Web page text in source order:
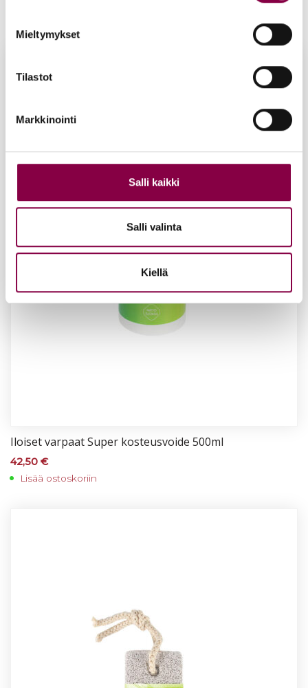
Mieltymykset
Tilastot
Markkinointi
Salli kaikki
Salli valinta
Kiellä
Iloi­set var­paat Su­per kos­teus­voi­de 500ml
42,50 €
Lisää ostoskoriin